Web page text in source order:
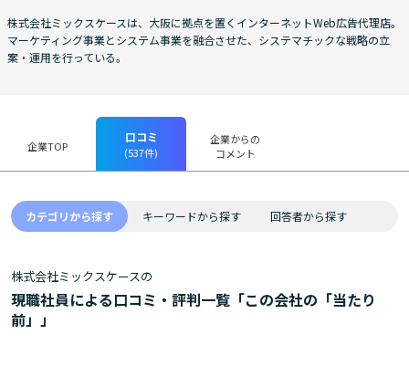
株式会社ミックスケースは、大阪に拠点を置くインターネットWeb広告代理店。
マーケティング事業とシステム事業を融合させた、システマチックな戦略の立
案・運用を行っている。
企業TOP
口コミ
(537件)
企業からの
コメント
カテゴリから探す キーワードから探す 回答者から探す
株式会社ミックスケースの
現職社員による口コミ・評判一覧「この会社の「当たり
前」」